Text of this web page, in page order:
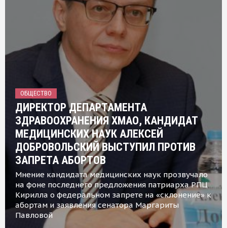
ОБЩЕСТВО
ДИРЕКТОР ДЕПАРТАМЕНТА
ЗДРАВООХРАНЕНИЯ ХМАО, КАНДИДАТ
МЕДИЦИНСКИХ НАУК АЛЕКСЕЙ
ДОБРОВОЛЬСКИЙ ВЫСТУПИЛ ПРОТИВ
ЗАПРЕТА АБОРТОВ
Мнение кандидата медицинских наук прозвучало
на фоне последнего предложения патриарха РПЦ
Кирилла о федеральном запрете на «склонение» к
абортам и заявления сенатора Маргариты
Павловой